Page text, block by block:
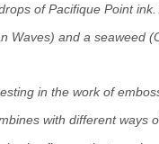
of Pacifique Point
Waves) and a seaweed
in the work of
with different ways